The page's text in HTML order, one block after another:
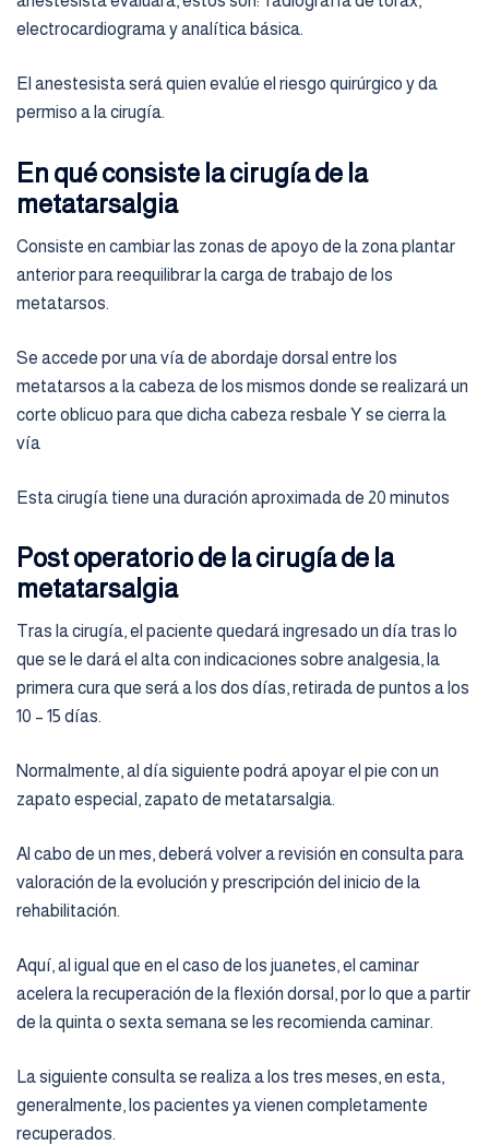
electrocardiograma y analítica básica.
El anestesista será quien evalúe el riesgo quirúrgico y da
permiso a la cirugía.
En qué consiste la cirugía de la
metatarsalgia
Consiste en cambiar las zonas de apoyo de la zona plantar
anterior para reequilibrar la carga de trabajo de los
metatarsos.
Se accede por una vía de abordaje dorsal entre los
metatarsos a la cabeza de los mismos donde se realizará un
corte oblicuo para que dicha cabeza resbale Y se cierra la
vía
Esta cirugía tiene una duración aproximada de 20 minutos
Post operatorio de la cirugía de la
metatarsalgia
Tras la cirugía, el paciente quedará ingresado un día tras lo
que se le dará el alta con indicaciones sobre analgesia, la
primera cura que será a los dos días, retirada de puntos a los
10 – 15 días.
Normalmente, al día siguiente podrá apoyar el pie con un
zapato especial, zapato de metatarsalgia.
Al cabo de un mes, deberá volver a revisión en consulta para
valoración de la evolución y prescripción del inicio de la
rehabilitación.
Aquí, al igual que en el caso de los juanetes, el caminar
acelera la recuperación de la flexión dorsal, por lo que a partir
de la quinta o sexta semana se les recomienda caminar.
La siguiente consulta se realiza a los tres meses, en esta,
generalmente, los pacientes ya vienen completamente
recuperados.